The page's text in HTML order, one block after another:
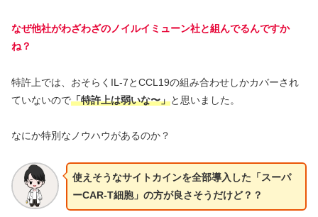
なぜ他社がわざわざのノイルイミューン社と組んでるんですか
ね？
特許上では、おそらくIL-7とCCL19の組み合わせしかカバーされ
ていないので「特許上は弱いな〜」と思いました。
なにか特別なノウハウがあるのか？
使えそうなサイトカインを全部導入した「スーパ
ーCAR-T細胞」の方が良さそうだけど？？